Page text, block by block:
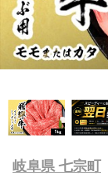
岐阜県 七宗町